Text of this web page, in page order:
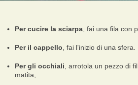
Per cucire la sciarpa , fai una fila con
Per il cappello , fai l'inizio di una sfera.
Per gli occhiali , arrotola un pezzo di
matita,